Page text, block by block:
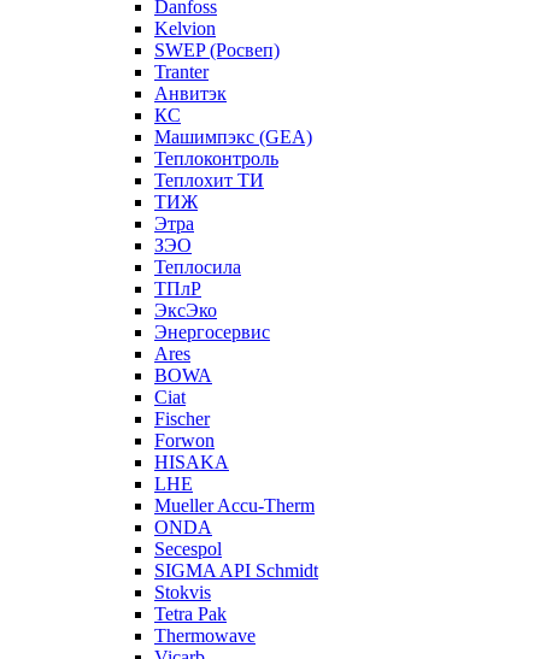
Danfoss
Kelvion
SWEP (Росвеп)
Tranter
Анвитэк
КС
Машимпэкс (GEA)
Теплоконтроль
Теплохит ТИ
ТИЖ
Этра
ЗЭО
Теплосила
ТПлР
ЭксЭко
Энергосервис
Ares
BOWA
Ciat
Fischer
Forwon
HISAKA
LHE
Mueller Accu-Therm
ONDA
Secespol
SIGMA API Schmidt
Stokvis
Tetra Pak
Thermowave